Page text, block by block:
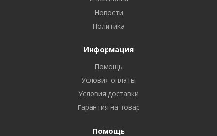
Новости
Политика
Информация
Помощь
Условия оплаты
Условия доставки
Гарантия на товар
Помощь